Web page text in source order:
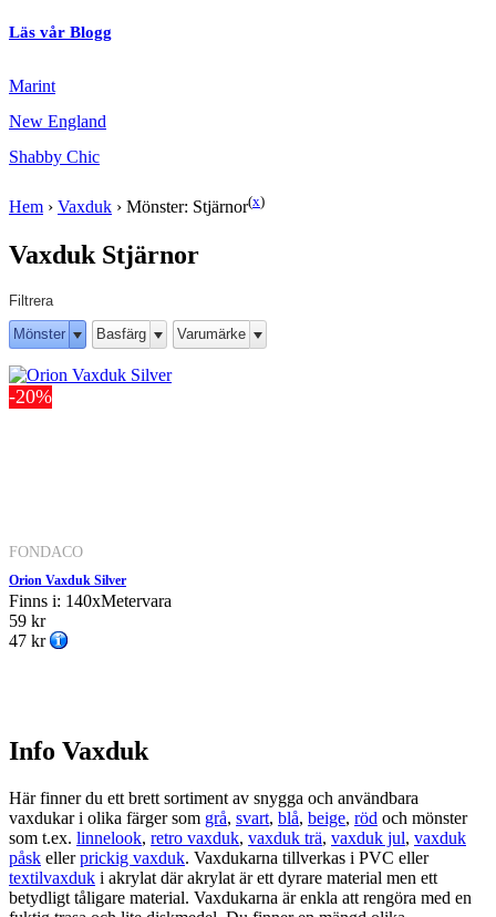
Läs vår Blogg
Marint
New England
Shabby Chic
Hem › Vaxduk › Mönster: Stjärnor(x)
Vaxduk Stjärnor
Filtrera
Mönster
Basfärg Varumärke
-20%
FONDACO
Orion Vaxduk Silver
Finns i: 140xMetervara
59 kr
47 kr
Info Vaxduk
Här finner du ett brett sortiment av snygga och användbara
vaxdukar i olika färger som grå, svart, blå, beige, röd och mönster
som t.ex. linnelook, retro vaxduk, vaxduk trä, vaxduk jul, vaxduk
påsk ellerprickig vaxduk. Vaxdukarna tillverkas i PVC eller
textilvaxduk i akrylat där akrylat är ett dyrare material men ett
betydligt tåligare material. Vaxdukarna är enkla att rengöra med en